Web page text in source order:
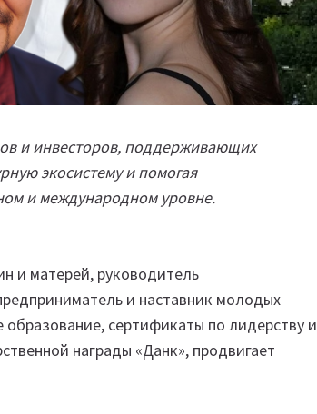
и инвесторов, поддерживающих
экосистему и помогая
и международном уровне.
и матерей, руководитель
и наставник молодых
сертификаты по лидерству и
награды «Данк», продвигает